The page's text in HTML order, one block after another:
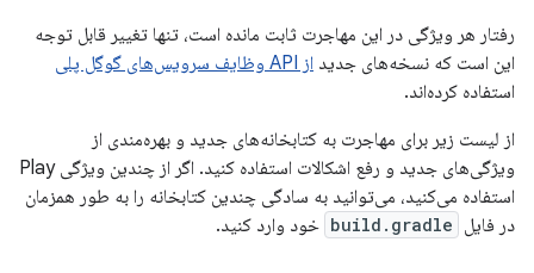
رفتار هر ویژگی در این مهاجرت ثابت مانده است، تنها تغییر قابل توجه
این است که نسخه‌های جدید از API وظایف سرویس‌های گوگل پلی
استفاده کرده‌اند.
از لیست زیر برای مهاجرت به کتابخانه‌های جدید و بهره‌مندی از
ویژگی‌های جدید و رفع اشکالات استفاده کنید. اگر از چندین ویژگی Play
استفاده می‌کنید، می‌توانید به سادگی چندین کتابخانه را به طور همزمان
در فایل build.gradle خود وارد کنید.